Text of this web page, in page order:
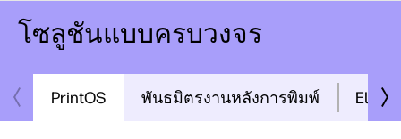
โซลูชันแบบครบวงจร
PrintOS พันธมิตรงานหลังการพิมพ์